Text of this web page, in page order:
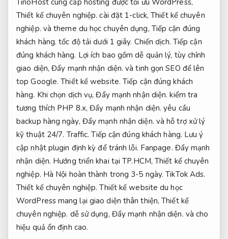
Thiết kế chuyên nghiệp. cài đặt 1-click,Thiết kế chuyên
nghiệp. và theme du học chuyên dụng, Tiếp cận đúng
khách hàng. tốc độ tải dưới 1 giây. Chiến dịch. Tiếp cận
đúng khách hàng. Lợi ích bao gồm dễ quản lý, tùy chỉnh
giao diện,Đẩy mạnh nhận diện. và tinh gọn SEO để lên
top Google.Thiết kế website. Tiếp cận đúng khách
hàng. Khi chọn dịch vụ,Đẩy mạnh nhận diện. kiểm tra
tương thích PHP 8.x,Đẩy mạnh nhận diện. yêu cầu
backup hàng ngày, Đẩy mạnh nhận diện. và hỗ trợ xử lý
kỹ thuật 24/7. Traffic. Tiếp cận đúng khách hàng. Lưu ý
cập nhật plugin định kỳ để tránh lỗi. Fanpage. Đẩy mạnh
nhận diện. Hướng triển khai tại TP.HCM, Thiết kế chuyên
nghiệp. Hà Nội hoàn thành trong 3-5 ngày.TikTok Ads.
Thiết kế chuyên nghiệp. Thiết kế website du học
WordPress mang lại giao diện thân thiện,Thiết kế
chuyên nghiệp. dễ sử dụng, Đẩy mạnh nhận diện. và cho
hiệu quả ổn định cao.